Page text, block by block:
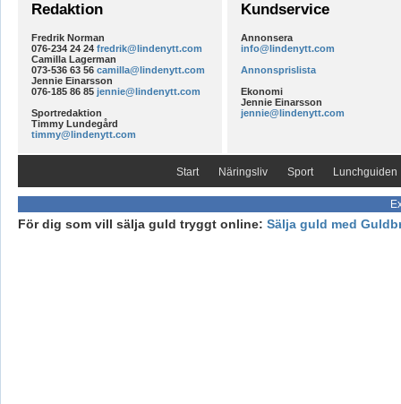
Redaktion
Fredrik Norman
076-234 24 24 fredrik@lindenytt.com
Camilla Lagerman
073-536 63 56 camilla@lindenytt.com
Jennie Einarsson
076-185 86 85 jennie@lindenytt.com
Sportredaktion
Timmy Lundegård
timmy@lindenytt.com
Kundservice
Annonsera
info@lindenytt.com
Annonsprislista
Ekonomi
Jennie Einarsson
jennie@lindenytt.com
Start Näringsliv Sport Lunchguiden
För dig som vill sälja guld tryggt online: Sälja guld med